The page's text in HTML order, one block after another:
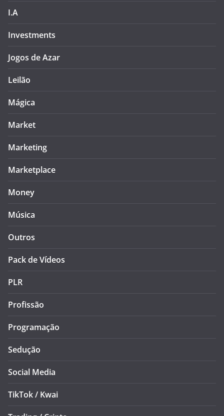
I.A
Investments
Jogos de Azar
Leilão
Mágica
Market
Marketing
Marketplace
Money
Música
Outros
Pack de Vídeos
PLR
Profissão
Programação
Sedução
Social Media
TikTok / Kwai